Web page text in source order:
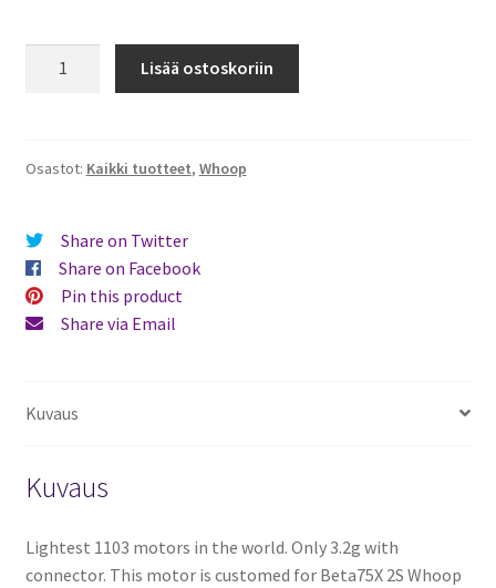
Motors
Lisää ostoskoriin
Osastot: Kaikki tuotteet, Whoop
Share on Twitter
Share on Facebook
Pin this product
Share via Email
Kuvaus
Kuvaus
Lightest 1103 motors in the world. Only 3.2g with
connector. This motor is customed for Beta75X 2S Whoop